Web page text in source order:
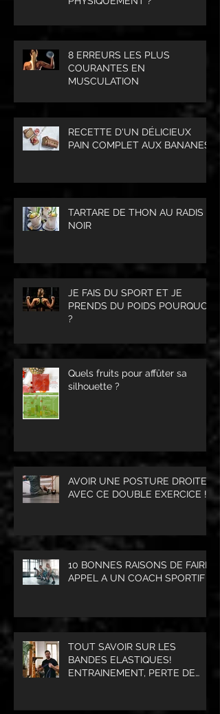
8 ERREURS LES PLUS
COURANTES EN
MUSCULATION
RECETTE D'UN DÉLICIEUX
PAIN COMPLET AUX BANANES
TARTARE DE THON AU RADIS
NOIR
JE FAIS DU SPORT ET JE
PRENDS DU POIDS POURQUOI
?
Quels fruits pour affûter sa
silhouette ?
AVOIR UNE POSTURE DROITE
AVEC CE DOUBLE EXERCICE !
10 BONNES RAISONS DE FAIRE
APPEL A UN COACH SPORTIF
TOUT SAVOIR SUR LES
BANDES ELASTIQUES!
ENTRAINEMENT, PERTE DE